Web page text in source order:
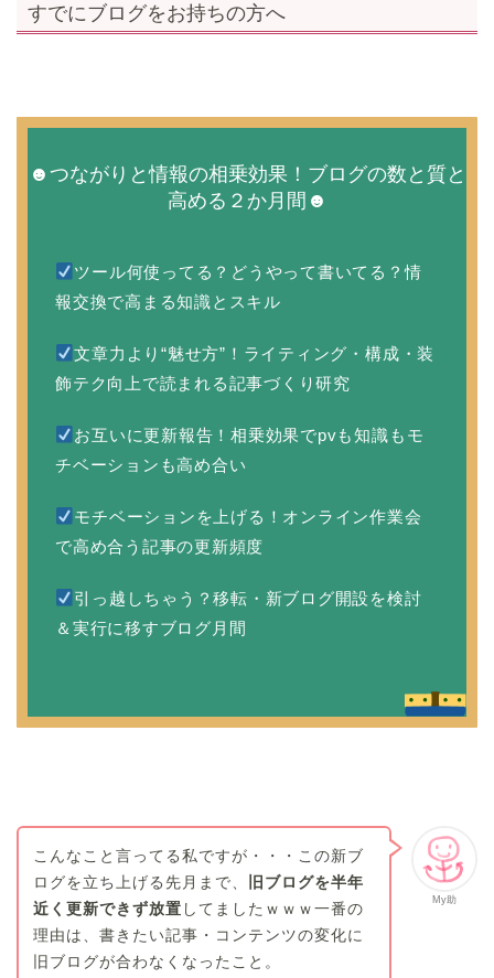
すでにブログをお持ちの方へ
☻つながりと情報の相乗効果！ブログの数と質と
高める２か月間☻
ツール何使ってる？どうやって書いてる？情
報交換で高まる知識とスキル
文章力より“魅せ方”！ライティング・構成・装
飾テク向上で読まれる記事づくり研究
お互いに更新報告！相乗効果でpvも知識もモ
チベーションも高め合い
モチベーションを上げる！オンライン作業会
で高め合う記事の更新頻度
引っ越しちゃう？移転・新ブログ開設を検討
＆実行に移すブログ月間
My助
こんなこと言ってる私ですが・・・この新ブ
ログを立ち上げる先月まで、
旧ブログを半年
近く更新できず放置 してましたｗｗｗ一番の
理由は、書きたい記事・コンテンツの変化に
旧ブログが合わなくなったこと。